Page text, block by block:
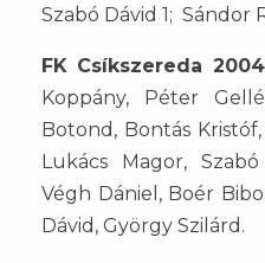
Szabó Dávid 1; Sándor
FK Csíkszereda
Koppány, Péter
Botond, Bontás
Lukács Magor,
Végh Dániel, Boér
Dávid, György Szilárd.